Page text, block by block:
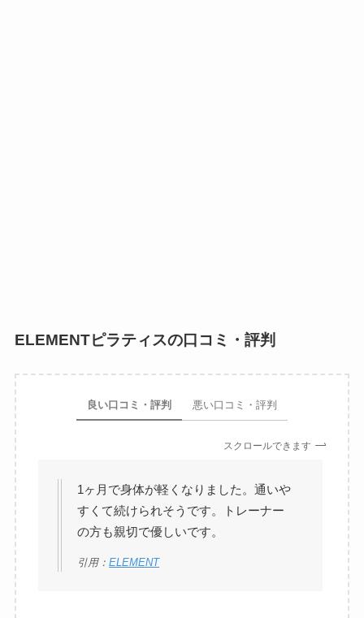
ELEMENTピラティスの口コミ・評判
良い口コミ・評判 悪い口コミ・評判
スクロールできます
1ヶ月で身体が軽くなりました。通いや
すくて続けられそうです。トレーナー
の方も親切で優しいです。
引用：ELEMENT